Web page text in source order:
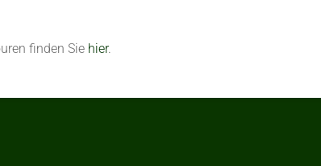
finden Sie hier.